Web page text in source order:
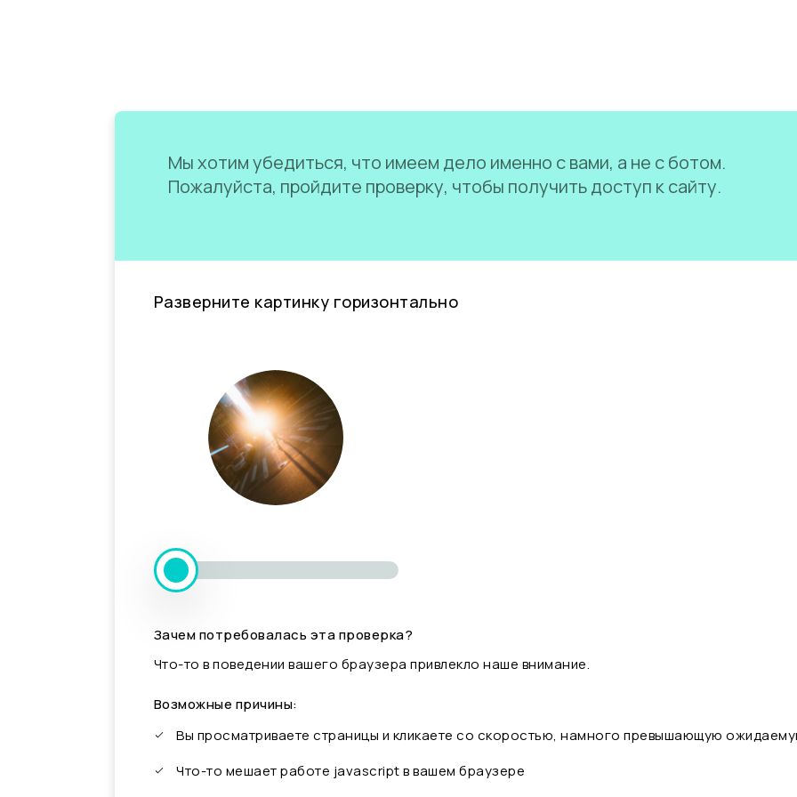
Мы хотим убедиться, что имеем дело именно с вами, а не с ботом.
Пожалуйста, пройдите проверку, чтобы получить доступ к сайту.
Разверните картинку горизонтально
Зачем потребовалась эта проверка?
Что-то в поведении вашего браузера привлекло наше внимание.
Возможные причины:
Вы просматриваете страницы и кликаете со скоростью, намного превышающую
Что-то мешает работе javascript в вашем браузере